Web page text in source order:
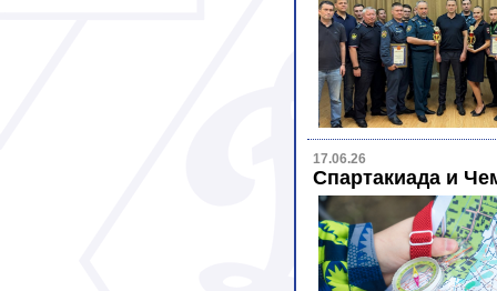
17.06.26
Спартакиада и